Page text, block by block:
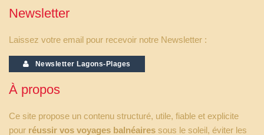
Newsletter
Laissez votre email pour recevoir notre Newsletter :
Newsletter Lagons-Plages
À propos
Ce site propose un contenu structuré, utile, fiable et explicite
pour réussir vos voyages balnéaires sous le soleil, éviter les